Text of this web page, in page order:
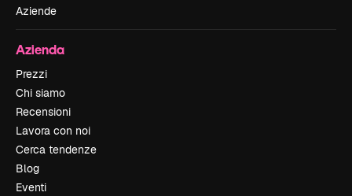
Aziende
Azienda
Prezzi
Chi siamo
Recensioni
Lavora con noi
Cerca tendenze
Blog
Eventi